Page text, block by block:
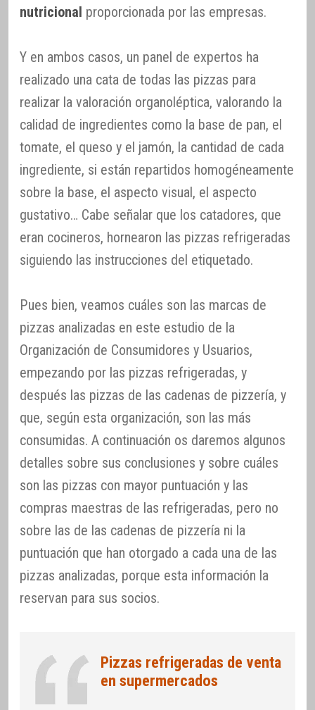
nutricional proporcionada por las empresas.
Y en ambos casos, un panel de expertos ha
realizado una cata de todas las pizzas para
realizar la valoración organoléptica, valorando la
calidad de ingredientes como la base de pan, el
tomate, el queso y el jamón, la cantidad de cada
ingrediente, si están repartidos homogéneamente
sobre la base, el aspecto visual, el aspecto
gustativo… Cabe señalar que los catadores, que
eran cocineros, hornearon las pizzas refrigeradas
siguiendo las instrucciones del etiquetado.
Pues bien, veamos cuáles son las marcas de
pizzas analizadas en este estudio de la
Organización de Consumidores y Usuarios,
empezando por las pizzas refrigeradas, y
después las pizzas de las cadenas de pizzería, y
que, según esta organización, son las más
consumidas. A continuación os daremos algunos
detalles sobre sus conclusiones y sobre cuáles
son las pizzas con mayor puntuación y las
compras maestras de las refrigeradas, pero no
sobre las de las cadenas de pizzería ni la
puntuación que han otorgado a cada una de las
pizzas analizadas, porque esta información la
reservan para sus socios.
Pizzas refrigeradas de venta
en supermercados